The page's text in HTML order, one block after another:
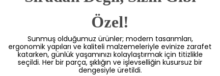
Özel!
Sunmuş olduğumuz ürünler; modern tasarımları,
ergonomik yapıları ve kaliteli malzemeleriyle evinize zarafet
katarken, günlük yaşamınızı kolaylaştırmak için titizlikle
seçildi. Her bir parça, şıklığın ve işlevselliğin kusursuz bir
dengesiyle üretildi.